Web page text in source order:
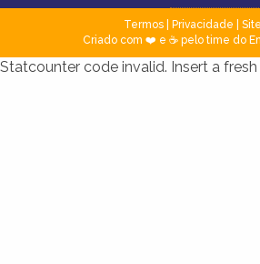
Termos| Privacidade
Criado com ❤️ e ☕ pelo time do
Statcounter code invalid. Insert a fresh